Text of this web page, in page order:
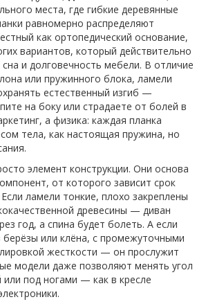
места, где гибкие деревянные
равномерно распределяют
как ортопедический основание,
вариантов, который действительно
и долговечность мебели. В отличие
или пружинного блока, ламели
естественный изгиб —
на боку или страдаете от болей в
а физика: каждая планка
тела, как настоящая пружина, но
элемент конструкции. Они основа
от которого зависит срок
Если ламели тонкие, плохо закреплены
древесины — диван
год, а спина будет болеть. А если
или клёна, с промежуточными
жесткости — он прослужит
модели даже позволяют менять угол
или под ногами — как в кресле